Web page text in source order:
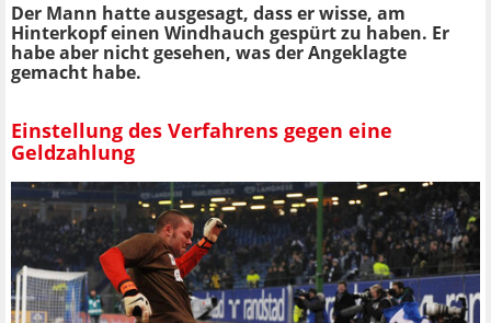
Der Mann hatte ausgesagt, dass er wisse, am
Hinterkopf einen Windhauch gespürt zu haben. Er
habe aber nicht gesehen, was der Angeklagte
gemacht habe.
Einstellung des Verfahrens gegen eine
Geldzahlung